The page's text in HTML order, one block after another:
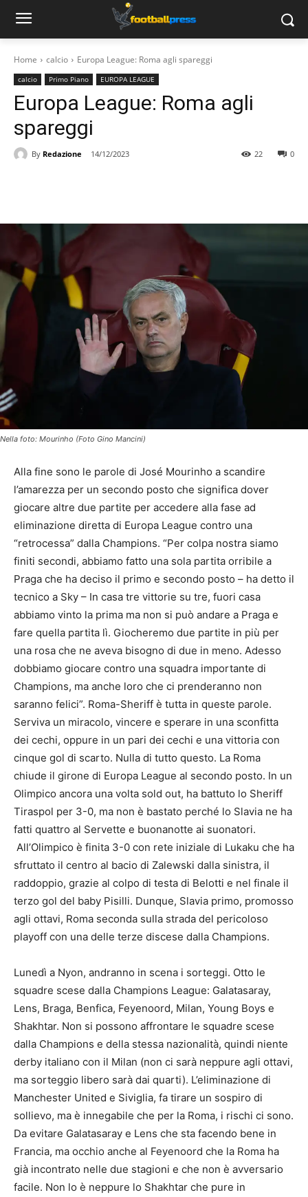
Home calcio Europa League: Roma agli spareggi
calcio Primo Piano EUROPA LEAGUE
Europa League: Roma agli
spareggi
By Redazione 14/12/2023 0
22
Nella foto: Mourinho (Foto Gino Mancini)
Alla fine sono le parole di José Mourinho a scandire
l’amarezza per un secondo posto che significa dover
giocare altre due partite per accedere alla fase ad
eliminazione diretta di Europa League contro una
“retrocessa” dalla Champions. “Per colpa nostra siamo
finiti secondi, abbiamo fatto una sola partita orribile a
Praga che ha deciso il primo e secondo posto – ha detto il
tecnico a Sky – In casa tre vittorie su tre, fuori casa
abbiamo vinto la prima ma non si può andare a Praga e
fare quella partita lì. Giocheremo due partite in più per
una rosa che ne aveva bisogno di due in meno. Adesso
dobbiamo giocare contro una squadra importante di
Champions, ma anche loro che ci prenderanno non
saranno felici”. Roma-Sheriff è tutta in queste parole.
Serviva un miracolo, vincere e sperare in una sconfitta
dei cechi, oppure in un pari dei cechi e una vittoria con
cinque gol di scarto. Nulla di tutto questo. La Roma
chiude il girone di Europa League al secondo posto. In un
Olimpico ancora una volta sold out, ha battuto lo Sheriff
Tiraspol per 3-0, ma non è bastato perché lo Slavia ne ha
fatti quattro al Servette e buonanotte ai suonatori.
All’Olimpico è finita 3-0 con rete iniziale di Lukaku che ha
sfruttato il centro al bacio di Zalewski dalla sinistra, il
raddoppio, grazie al colpo di testa di Belotti e nel finale il
terzo gol del baby Pisilli. Dunque, Slavia primo, promosso
agli ottavi, Roma seconda sulla strada del pericoloso
playoff con una delle terze discese dalla Champions.
Lunedì a Nyon, andranno in scena i sorteggi. Otto le
squadre scese dalla Champions League: Galatasaray,
Lens, Braga, Benfica, Feyenoord, Milan, Young Boys e
Shakhtar. Non si possono affrontare le squadre scese
dalla Champions e della stessa nazionalità, quindi niente
derby italiano con il Milan (non ci sarà neppure agli ottavi,
ma sorteggio libero sarà dai quarti). L’eliminazione di
Manchester United e Siviglia, fa tirare un sospiro di
sollievo, ma è innegabile che per la Roma, i rischi ci sono.
Da evitare Galatasaray e Lens che sta facendo bene in
Francia, ma occhio anche al Feyenoord che la Roma ha
già incontrato nelle due stagioni e che non è avversario
facile. Non lo è neppure lo Shakhtar che pure in